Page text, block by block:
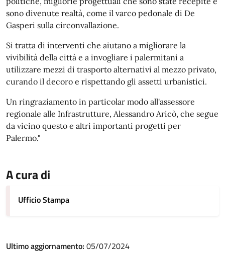
sono divenute realtà, come il varco pedonale di De
Gasperi sulla circonvallazione.
Si tratta di interventi che aiutano a migliorare la
vivibilità della città e a invogliare i palermitani a
utilizzare mezzi di trasporto alternativi al mezzo privato,
curando il decoro e rispettando gli assetti urbanistici.
Un ringraziamento in particolar modo all'assessore
regionale alle Infrastrutture, Alessandro Aricò, che segue
da vicino questo e altri importanti progetti per
Palermo."
A cura di
Ufficio Stampa
Ultimo aggiornamento: 05/07/2024